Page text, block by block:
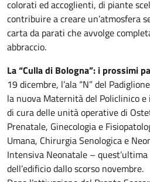
colorati ed accoglienti, di piante
contribuire a creare un’atmosfera
carta da parati che avvolge
abbraccio.
La “Culla di Bologna”: i prossimi
19 dicembre, l’ala “N” del
la nuova Maternità del Policlinico
di cura delle unità operative di
Prenatale, Ginecologia e
Umana, Chirurgia Senologica e
Intensiva Neonatale –
dell’edificio dallo scorso novembre.